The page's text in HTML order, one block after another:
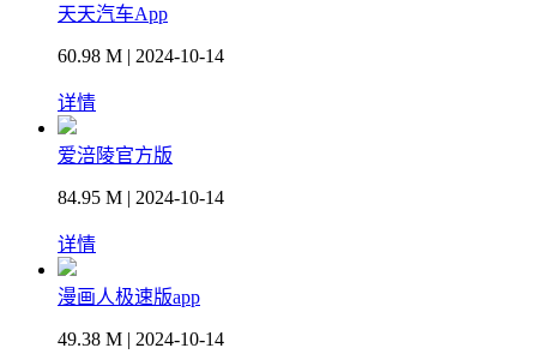
天天汽车App
60.98 M | 2024-10-14
详情
爱涪陵官方版
84.95 M | 2024-10-14
详情
漫画人极速版app
49.38 M | 2024-10-14